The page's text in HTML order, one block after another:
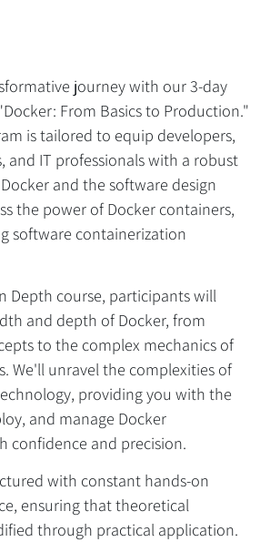
journey with our 3-day
From Basics to Production."
is tailored to equip developers,
and IT professionals with a robust
and the software design
the power of Docker containers,
software containerization
Depth course, participants will
and depth of Docker, from
to the complex mechanics of
We'll unravel the complexities of
providing you with the
and manage Docker
confidence and precision.
with constant hands-on
ensuring that theoretical
through practical application.